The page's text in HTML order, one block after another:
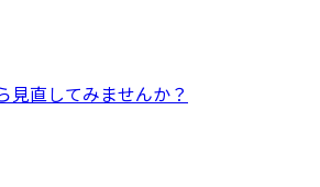
見直してみませんか？